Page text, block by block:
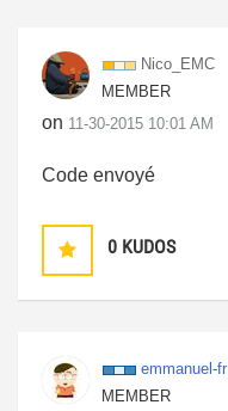
Nico_EMC
MEMBER
on ‎11-30-2015 10:01 AM
Code envoyé
0 KUDOS
emmanuel-fr
MEMBER